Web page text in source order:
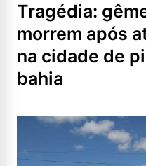
tragédia: gêmeas de 26 dias
morrem após
na cidade de
bahia